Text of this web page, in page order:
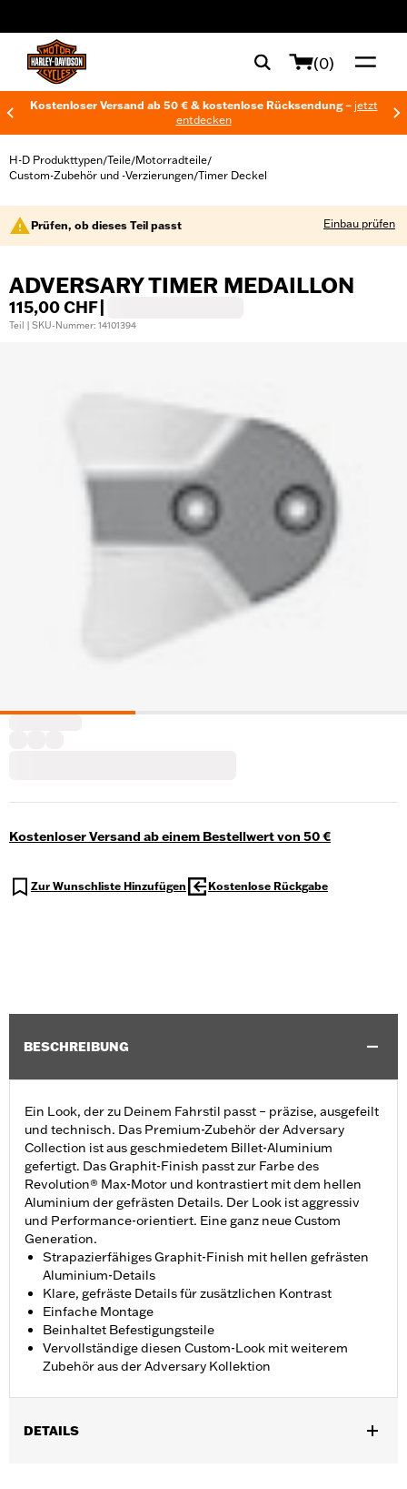
(0)
Kostenloser Versand ab 50 € & kostenlose Rücksendung – jetzt
entdecken
H-D Produkttypen/Teile/Motorradteile/
Custom-Zubehör und -Verzierungen/Timer Deckel
Prüfen, ob dieses Teil passt Einbau prüfen
ADVERSARY TIMER MEDAILLON
115,00 CHF
Teil | SKU-Nummer: 14101394
Kostenloser Versand ab einem Bestellwert von 50 €
Zur Wunschliste Hinzufügen Kostenlose Rückgabe
BESCHREIBUNG
Ein Look, der zu Deinem Fahrstil passt – präzise, ausgefeilt
und technisch. Das Premium-Zubehör der Adversary
Collection ist aus geschmiedetem Billet-Aluminium
gefertigt. Das Graphit-Finish passt zur Farbe des
Revolution® Max-Motor und kontrastiert mit dem hellen
Aluminium der gefrästen Details. Der Look ist aggressiv
und Performance-orientiert. Eine ganz neue Custom
Generation.
Strapazierfähiges Graphit-Finish mit hellen gefrästen
Aluminium-Details
Klare, gefräste Details für zusätzlichen Kontrast
Einfache Montage
Beinhaltet Befestigungsteile
Vervollständige diesen Custom-Look mit weiterem
Zubehör aus der Adversary Kollektion
DETAILS